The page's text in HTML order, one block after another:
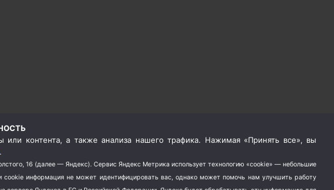
контента, а также анализа нашего трафика. Нажимая «Принять все», вы
.
16 (далее — Яндекс). Сервис Яндекс Метрика использует технологию «cookie» — небольшие
cookie информация не может идентифицировать вас, однако может помочь нам улучшить работу